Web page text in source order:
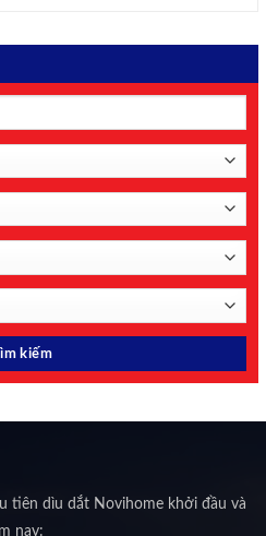
tiên dìu dắt Novihome khởi đầu và
nay: